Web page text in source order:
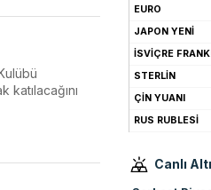
EURO
JAPON YENİ
İSVİÇRE
STERLİN
ÇİN YUANI
RUS RUBLESİ
Canlı